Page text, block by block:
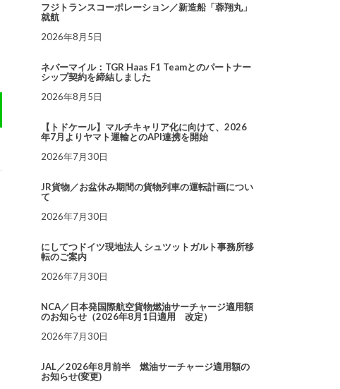
フジトランスコーポレーション／新造船「蓉翔丸」
就航
2026年8月5日
ネバーマイル：TGR Haas F1 Teamとのパートナー
シップ契約を締結しました
2026年8月5日
【トドケール】マルチキャリア化に向けて、2026
年7月よりヤマト運輸とのAPI連携を開始
2026年7月30日
JR貨物／お盆休み期間の貨物列車の運転計画につい
て
2026年7月30日
にしてつドイツ現地法人 シュツットガルト事務所移
転のご案内
2026年7月30日
NCA／日本発国際航空貨物燃油サーチャージ適用額
のお知らせ（2026年8月1日適用 改定）
2026年7月30日
JAL／2026年8月前半 燃油サーチャージ適用額の
お知らせ(変更)